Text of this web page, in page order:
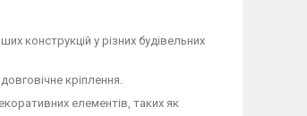
конструкцій у різних будівельних
кріплення.
елементів, таких як